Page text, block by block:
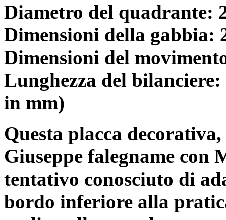
Diametro del quadrante:
Dimensioni della gabbia:
Dimensioni del
Lunghezza del
in mm)
Questa placca
Giuseppe falegname con
tentativo conosciuto di
bordo inferiore alla